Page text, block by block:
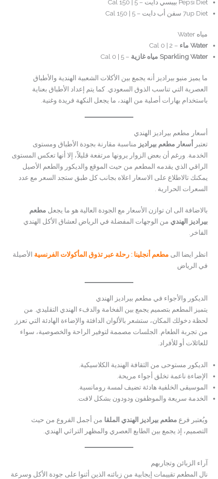
Pepsi Diet بيبسي دايت – 5 | 150 Cal
7up Diet سفن أب دايت – 5 | 150 Cal
مياه Water
Water ماء
– 2 | 0 Cal
Sparkling Water مياه غازية
– 5 | 0 Cal
ما يميز منيو بيراديز أنه يجمع بين الأكلات الشعبية الهندية والأطباق
العصرية التي تناسب الذوق السعودي. كما يتم إعداد الأطباق بعناية
باستخدام بهارات أصلية من الهند، ما يجعل النكهة فريدة وغنية.
أسعار مطعم بيراديز الهندي
تعتبر أسعار مطعم بيراديز مناسبة مقارنة بجودة الأطباق ومستوى
الخدمة. ورغم أن بعض الزوار يرونها مرتفعة قليلاً، إلا أنها تعكس المستوى
الراقي الذي يقدمه المطعم من حيث الموقع والديكور والطعم الأصيل
يمكنك تالاطلاع على الاسعار اعلاه بجانب كل طبق ستجد السعر مع عدد
السعرات الحرارية .
بالاضافة الى ان توازن الأسعار مع الجودة العالية هو ما يجعل مطعم
بيراديز الهندي من الوجهات المفضلة في الرياض لعشاق الأكل الهندي
الفاخر.
انظر ايضا الى مطعم أنجلينا : رحلة عبر تذوق المأكولات الفرنسية الأصيلة
في الرياض
الديكور والأجواء في مطعم بيراديز الهندي
يتميز المطعم بتصميم يجمع بين الفخامة والدفء الهندي التقليدي. من
لحظة دخولك المكان، ستشعر بالألوان الدافئة والإضاءة الهادئة التي تعزز
من تجربة الطعام. الجلسات مصممة لتوفير الراحة والخصوصية، سواء
للعائلات أو للأفراد.
الديكور مستوحى من الثقافة الهندية الكلاسيكية.
الإضاءة ناعمة تخلق أجواء مريحة.
الموسيقى الخلفية هادئة تضيف لمسة رومانسية.
الخدمة سريعة والموظفون ودودون بشكل لافت.
ويُعتبر فرع مطعم بيراديز الهندي الملقا من أجمل الفروع من حيث
التصميم، إذ يجمع بين الطابع العصري والمظهر التراثي الهندي.
آراء الزبائن وتجاربهم
نال المطعم تقييمات إيجابية من زبائنه الذين أثنوا على جودة الأكل وسرعة